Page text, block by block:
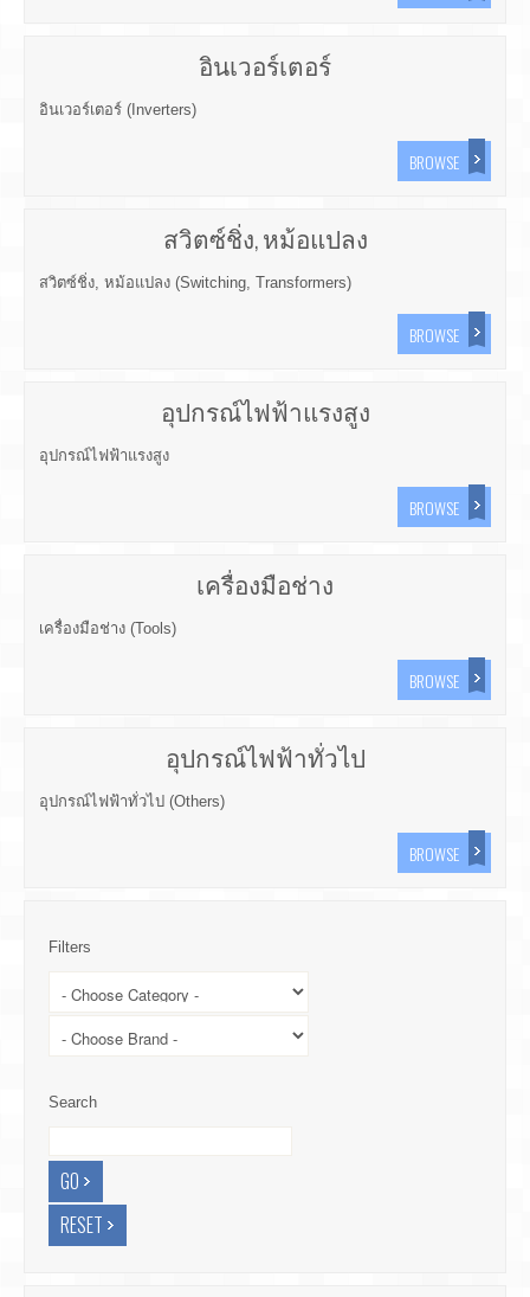
อินเวอร์เตอร์
อินเวอร์เตอร์ (Inverters)
BROWSE
สวิตซ์ชิ่ง, หม้อแปลง
สวิตซ์ชิ่ง, หม้อแปลง (Switching, Transformers)
BROWSE
อุปกรณ์ไฟฟ้าแรงสูง
อุปกรณ์ไฟฟ้าแรงสูง
BROWSE
เครื่องมือช่าง
เครื่องมือช่าง (Tools)
BROWSE
อุปกรณ์ไฟฟ้าทั่วไป
อุปกรณ์ไฟฟ้าทั่วไป (Others)
BROWSE
Filters
Search